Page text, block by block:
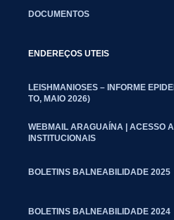
DOCUMENTOS
ENDEREÇOS UTEIS
LEISHMANIOSES – INFORME
TO, MAIO 2026)
WEBMAIL ARAGUAÍNA | ACESSO
INSTITUCIONAIS
BOLETINS BALNEABILIDADE 2025
BOLETINS BALNEABILIDADE 2024